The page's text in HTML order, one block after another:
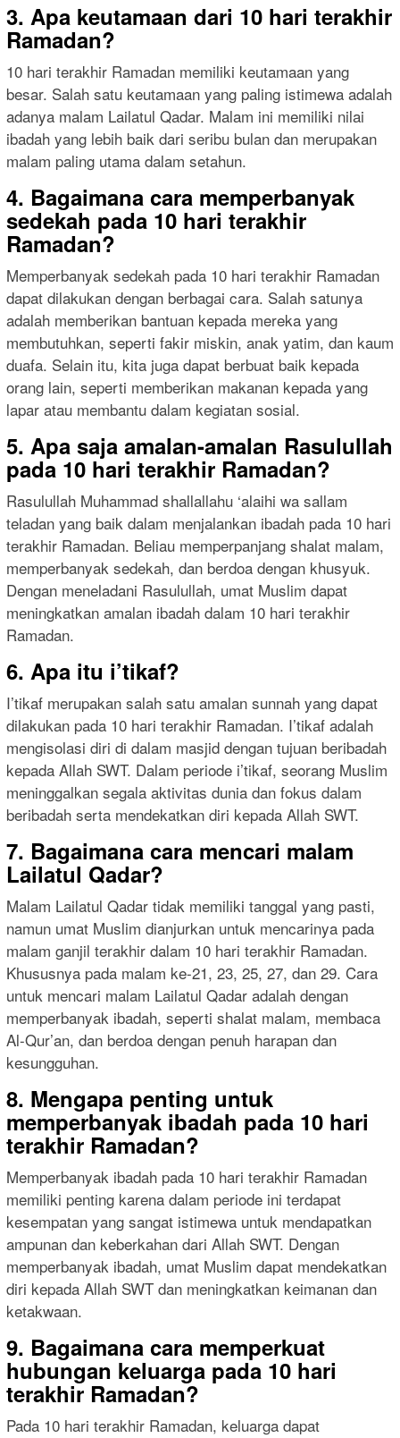
3. Apa keutamaan dari 10 hari terakhir
Ramadan?
10 hari terakhir Ramadan memiliki keutamaan yang
besar. Salah satu keutamaan yang paling istimewa adalah
adanya malam Lailatul Qadar. Malam ini memiliki nilai
ibadah yang lebih baik dari seribu bulan dan merupakan
malam paling utama dalam setahun.
4. Bagaimana cara memperbanyak
sedekah pada 10 hari terakhir
Ramadan?
Memperbanyak sedekah pada 10 hari terakhir Ramadan
dapat dilakukan dengan berbagai cara. Salah satunya
adalah memberikan bantuan kepada mereka yang
membutuhkan, seperti fakir miskin, anak yatim, dan kaum
duafa. Selain itu, kita juga dapat berbuat baik kepada
orang lain, seperti memberikan makanan kepada yang
lapar atau membantu dalam kegiatan sosial.
5. Apa saja amalan-amalan Rasulullah
pada 10 hari terakhir Ramadan?
Rasulullah Muhammad shallallahu ‘alaihi wa sallam
teladan yang baik dalam menjalankan ibadah pada 10 hari
terakhir Ramadan. Beliau memperpanjang shalat malam,
memperbanyak sedekah, dan berdoa dengan khusyuk.
Dengan meneladani Rasulullah, umat Muslim dapat
meningkatkan amalan ibadah dalam 10 hari terakhir
Ramadan.
6. Apa itu i’tikaf?
I’tikaf merupakan salah satu amalan sunnah yang dapat
dilakukan pada 10 hari terakhir Ramadan. I’tikaf adalah
mengisolasi diri di dalam masjid dengan tujuan beribadah
kepada Allah SWT. Dalam periode i’tikaf, seorang Muslim
meninggalkan segala aktivitas dunia dan fokus dalam
beribadah serta mendekatkan diri kepada Allah SWT.
7. Bagaimana cara mencari malam
Lailatul Qadar?
Malam Lailatul Qadar tidak memiliki tanggal yang pasti,
namun umat Muslim dianjurkan untuk mencarinya pada
malam ganjil terakhir dalam 10 hari terakhir Ramadan.
Khususnya pada malam ke-21, 23, 25, 27, dan 29. Cara
untuk mencari malam Lailatul Qadar adalah dengan
memperbanyak ibadah, seperti shalat malam, membaca
Al-Qur’an, dan berdoa dengan penuh harapan dan
kesungguhan.
8. Mengapa penting untuk
memperbanyak ibadah pada 10 hari
terakhir Ramadan?
Memperbanyak ibadah pada 10 hari terakhir Ramadan
memiliki penting karena dalam periode ini terdapat
kesempatan yang sangat istimewa untuk mendapatkan
ampunan dan keberkahan dari Allah SWT. Dengan
memperbanyak ibadah, umat Muslim dapat mendekatkan
diri kepada Allah SWT dan meningkatkan keimanan dan
ketakwaan.
9. Bagaimana cara memperkuat
hubungan keluarga pada 10 hari
terakhir Ramadan?
Pada 10 hari terakhir Ramadan, keluarga dapat